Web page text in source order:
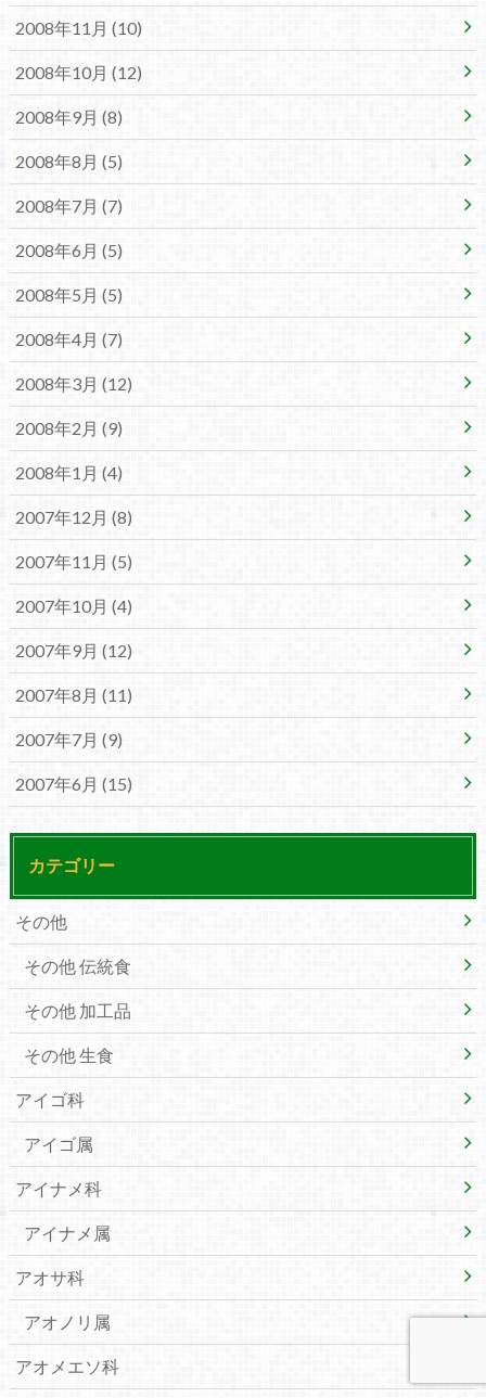
2008年11月 (10)
2008年10月 (12)
2008年9月 (8)
2008年8月 (5)
2008年7月 (7)
2008年6月 (5)
2008年5月 (5)
2008年4月 (7)
2008年3月 (12)
2008年2月 (9)
2008年1月 (4)
2007年12月 (8)
2007年11月 (5)
2007年10月 (4)
2007年9月 (12)
2007年8月 (11)
2007年7月 (9)
2007年6月 (15)
カテゴリー
その他
その他 伝統食
その他 加工品
その他 生食
アイゴ科
アイゴ属
アイナメ科
アイナメ属
アオサ科
アオノリ属
アオメエソ科